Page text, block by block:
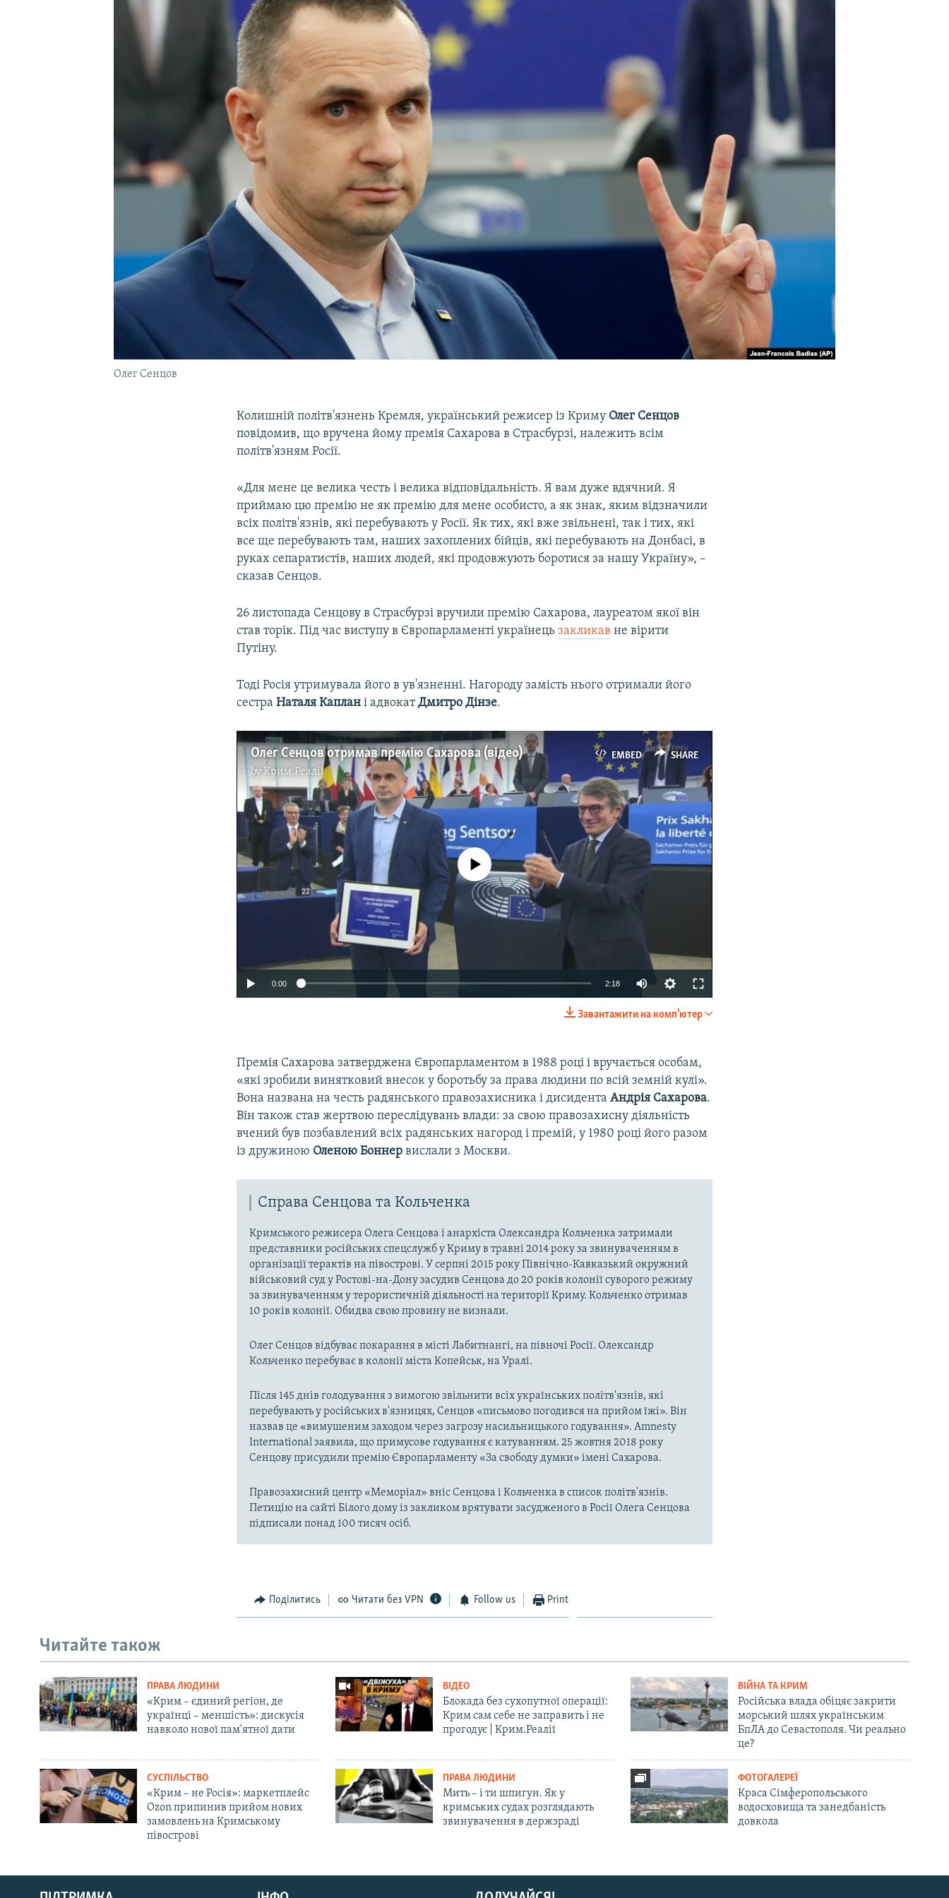
Русский
Олег Сенцов
Колишній політв'язнень Кремля, український режисер із Криму Олег Сенцов
повідомив, що вручена йому премія Сахарова в Страсбурзі, належить всім
політв'язням Росії.
«Для мене це велика честь і велика відповідальність. Я вам дуже вдячний. Я
приймаю цю премію не як премію для мене особисто, а як знак, яким відзначили
всіх політв'язнів, які перебувають у Росії. Як тих, які вже звільнені, так і тих, які
все ще перебувають там, наших захоплених бійців, які перебувають на Донбасі, в
руках сепаратистів, наших людей, які продовжують боротися за нашу Україну», –
сказав Сенцов.
26 листопада Сенцову в Страсбурзі вручили премію Сахарова, лауреатом якої він
став торік. Під час виступу в Європарламенті українецьзакликав не вірити
Путіну.
Тоді Росія утримувала його в ув'язненні. Нагороду замість нього отримали його
сестраНаталя Каплан і адвокатДмитро Дінзе.
EMBED SHARE
Олег Сенцов отримав премію Сахарова (відео)
byКрим.Реалії
No media source currently available
0:00 2:18
Завантажити на комп'ютер
Премія Сахарова затверджена Європарламентом в 1988 році і вручається особам,
«які зробили винятковий внесок у боротьбу за права людини по всій земній кулі».
Вона названа на честь радянського правозахисника і дисидентаАндрія Сахарова.
Він також став жертвою переслідувань влади: за свою правозахисну діяльність
вчений був позбавлений всіх радянських нагород і премій, у 1980 році його разом
із дружиною Оленою Боннер вислали з Москви.
Справа Сенцова та Кольченка
Кримського режисера Олега Сенцова і анархіста Олександра Кольченка затримали
представники російських спецслужб у Криму в травні 2014 року за звинуваченням в
організації терактів на півострові. У серпні 2015 року Північно-Кавказький окружний
військовий суд у Ростові-на-Дону засудив Сенцова до 20 років колонії суворого режиму
за звинуваченням у терористичній діяльності на території Криму. Кольченко отримав
10 років колонії. Обидва свою провину не визнали.
Олег Сенцов відбуває покарання в місті Лабитнангі, на півночі Росії. Олександр
Кольченко перебуває в колонії міста Копейськ, на Уралі.
Після 145 днів голодування з вимогою звільнити всіх українських політв'язнів, які
перебувають у російських в'язницях, Сенцов «письмово погодився на прийом їжі». Він
назвав це «вимушеним заходом через загрозу насильницького годування». Amnesty
International заявила, що примусове годування є катуванням. 25 жовтня 2018 року
Сенцову присудили премію Європарламенту «За свободу думки» імені Сахарова.
Правозахисний центр «Меморіал» вніс Сенцова і Кольченка в список політв'язнів.
Петицію на сайті Білого дому із закликом врятувати засудженого в Росії Олега Сенцова
підписали понад 100 тисяч осіб.
Поділитись Читати без VPN Follow us Print
Читайте також
ПРАВА ЛЮДИНИ
«Крим – єдиний регіон, де
українці – меншість»: дискусія
навколо нової пам'ятної дати
ВІДЕО
Блокада без сухопутної операції:
Крим сам себе не заправить і не
прогодує | Крим.Реалії
ВІЙНА ТА КРИМ
Російська влада обіцяє закрити
морський шлях українським
БпЛА до Севастополя. Чи реально
це?
СУСПІЛЬСТВО
«Крим – не Росія»: маркетплейс
Ozon припинив прийом нових
замовлень на Кримському
півострові
ПРАВА ЛЮДИНИ
Мить – і ти шпигун. Як у
кримських судах розглядають
звинувачення в держзраді
ФОТОГАЛЕРЕЇ
Краса Сімферопольського
водосховища та занедбаність
довкола